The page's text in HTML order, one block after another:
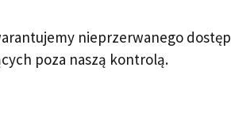
nieprzerwanego
poza naszą kontrolą.